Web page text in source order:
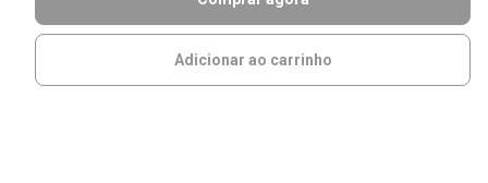
Adicionar ao carrinho